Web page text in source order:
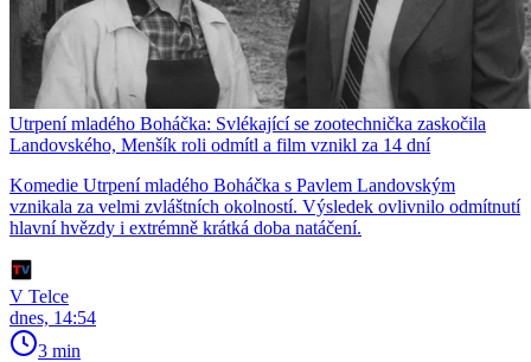
Utrpení mladého Boháčka: Svlékající se zootechnička zaskočila
Landovského, Menšík roli odmítl a film vznikl za 14 dní
Komedie Utrpení mladého Boháčka s Pavlem Landovským
vznikala za velmi zvláštních okolností. Výsledek ovlivnilo odmítnutí
hlavní hvězdy i extrémně krátká doba natáčení.
V Telce
dnes, 14:54
3 min